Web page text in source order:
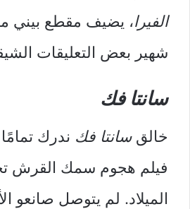
الفيرا، يضيف مقطع
شهير بعض التعليقات
سانتا فك
خالقسانتا فك ندرك
فيلم هجوم سمك القرش
الميلاد. لم يتوصل صانعو